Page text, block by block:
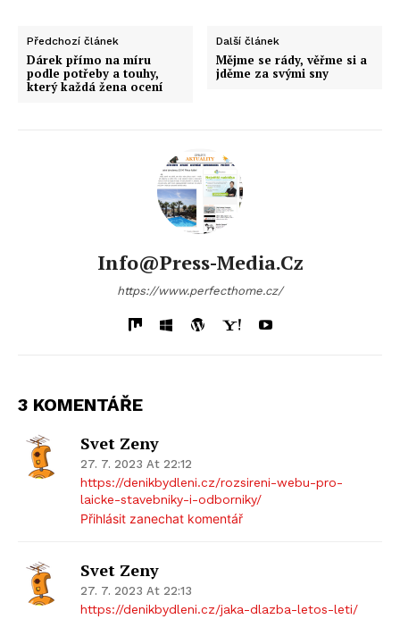
Předchozí článek
Dárek přímo na míru
podle potřeby a touhy,
který každá žena ocení
Další článek
Mějme se rády, věřme si a
jděme za svými sny
Info@press-Media.cz
https://www.perfecthome.cz/
3 KOMENTÁŘE
Svet Zeny
27. 7. 2023 At 22:12
https://denikbydleni.cz/rozsireni-webu-pro-
laicke-stavebniky-i-odborniky/
Přihlásit zanechat komentář
Svet Zeny
27. 7. 2023 At 22:13
https://denikbydleni.cz/jaka-dlazba-letos-leti/